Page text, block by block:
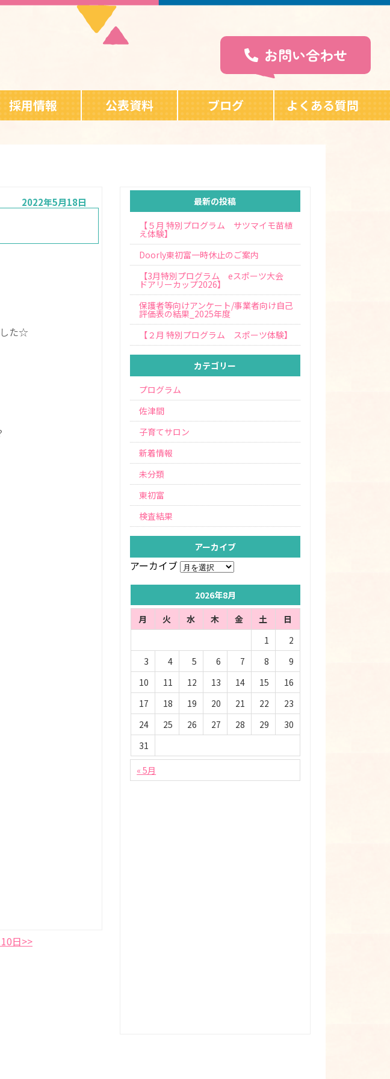
お問い合わせ
採用情報 公表資料 ブログ よくある質問
2022年5月18日
した☆
日>>
最新の投稿
【５月 特別プログラム サツマイモ苗植
え体験】
Doorly東初富一時休止のご案内
【3月特別プログラム eスポーツ大会
ドアリーカップ2026】
保護者等向けアンケート/事業者向け自己
評価表の結果_2025年度
【２月 特別プログラム スポーツ体験】
カテゴリー
プログラム
佐津間
子育てサロン
新着情報
未分類
東初富
検査結果
アーカイブ
アーカイブ
2026年8月
月
火 水 木 金 土
日
1
2
3
4 5 6 7 8
9
10
11 12 13 14 15
16
17
18 19 20 21 22
23
24
25 26 27 28 29
30
31
« 5月